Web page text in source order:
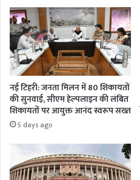
नई टिहरी: जनता मिलन में 80 शिकायतों
की सुनवाई, सीएम हेल्पलाइन की लंबित
शिकायतों पर आयुक्त आनंद स्वरूप सख्त
5 days ago